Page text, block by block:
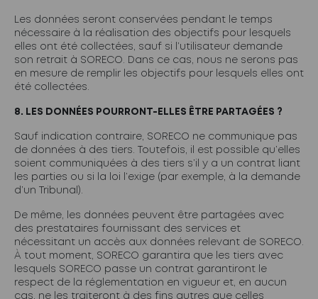
Les données seront conservées pendant le temps
nécessaire à la réalisation des objectifs pour lesquels
elles ont été collectées, sauf si l’utilisateur demande
son retrait à SORECO. Dans ce cas, nous ne serons pas
en mesure de remplir les objectifs pour lesquels elles ont
été collectées.
8. LES DONNÉES POURRONT-ELLES ÊTRE PARTAGÉES ?
Sauf indication contraire, SORECO ne communique pas
de données à des tiers. Toutefois, il est possible qu’elles
soient communiquées à des tiers s’il y a un contrat liant
les parties ou si la loi l’exige (par exemple, à la demande
d’un Tribunal).
De même, les données peuvent être partagées avec
des prestataires fournissant des services et
nécessitant un accès aux données relevant de SORECO.
À tout moment, SORECO garantira que les tiers avec
lesquels SORECO passe un contrat garantiront le
respect de la réglementation en vigueur et, en aucun
cas, ne les traiteront à des fins autres que celles